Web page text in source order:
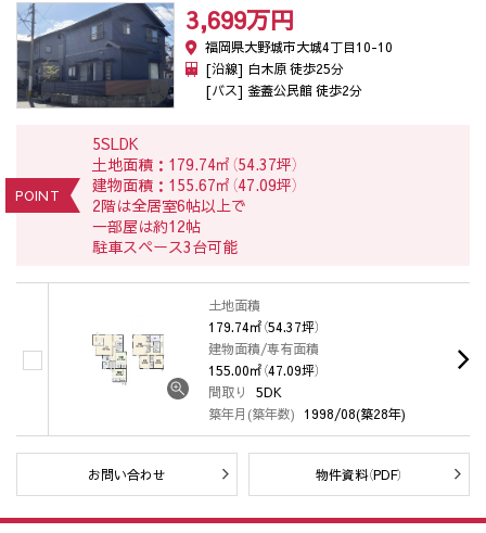
3,699万円
福岡県大野城市大城4丁目10-10
[沿線] 白木原 徒歩25分
[バス] 釜蓋公民館 徒歩2分
POINT
5SLDK
土地面積：179.74㎡（54.37坪）
建物面積：155.67㎡（47.09坪）
2階は全居室6帖以上で
一部屋は約12帖
駐車スペース3台可能
土地面積
179.74㎡（54.37坪）
建物面積/専有面積
155.00㎡（47.09坪）
間取り
5DK
築年月(築年数) 1998/08(築28年)
お問い合わせ 物件資料（PDF）